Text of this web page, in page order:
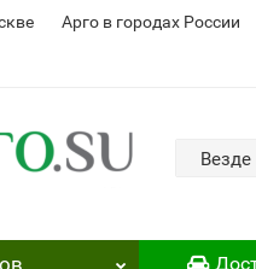
Арго в городах России
Везде